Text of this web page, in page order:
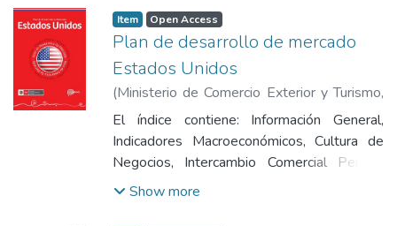
y Transporte de Mercaderías,Canales de
Comercialización, Tendencias del
Consumidor y Características del Mercado,
Priorización de Productos, Oportunidades
Comerciales para Productos Peruanos, Plan
de Acción, Principales Ferias en Francia y
Fuentes de Información.
Item Open Access
Plan de desarrollo de mercado
Estados Unidos
(Ministerio de Comercio Exterior y Turismo,
2019)Ministerio de Comercio Exterior y
Turismo
El índice contiene: Información General,
Indicadores Macroeconómicos, Cultura de
Negocios, Intercambio Comercial Perú -
Estados Unidos, Acuerdos Comerciales y
Show more